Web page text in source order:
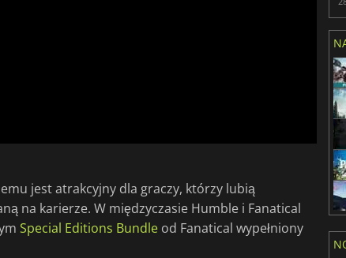
jest atrakcyjny dla graczy, którzy lubią
na karierze. W międzyczasie Humble i Fanatical
Special Editions Bundle od Fanatical wypełniony